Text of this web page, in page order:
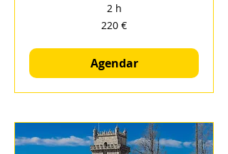
2 h
220 €
Agendar